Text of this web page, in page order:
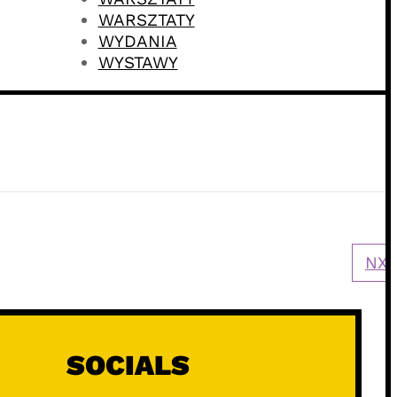
WARSZTATY
WYDANIA
WYSTAWY
SOCIALS